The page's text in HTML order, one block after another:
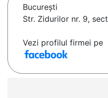
Bucureşti
Str. Zidurilor nr. 9,
Vezi profilul firmei pe